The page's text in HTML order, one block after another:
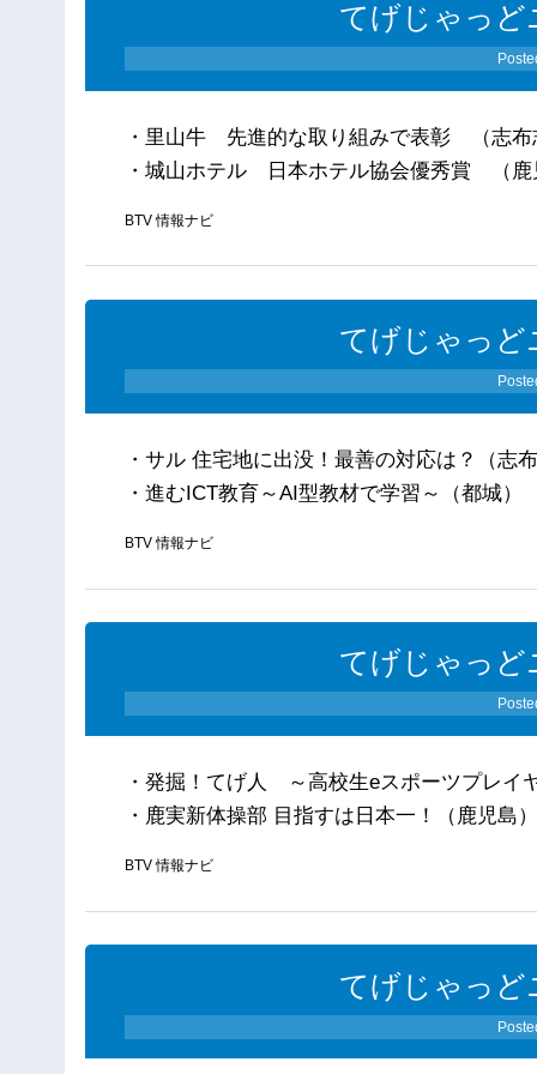
てげじゃっど
・里山牛 先進的な取り組みで表彰 （志布
・城山ホテル 日本ホテル協会優秀賞 （鹿
BTV 情報ナビ
てげじゃっど
・サル 住宅地に出没！最善の対応は？（志
・進むICT教育～AI型教材で学習～（都城）
BTV 情報ナビ
てげじゃっど
・発掘！てげ人 ～高校生eスポーツプレ
・鹿実新体操部 目指すは日本一！（鹿児島
BTV 情報ナビ
てげじゃっど